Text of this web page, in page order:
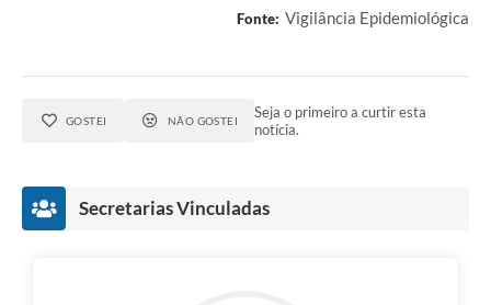
Fonte: Vigilância Epidemiológica
GOSTEI NÃO GOSTEI
Seja o primeiro a curtir esta
notícia.
Secretarias Vinculadas